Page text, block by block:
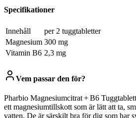
Specifikationer
Innehåll
per 2 tuggtabletter
Magnesium 300 mg
Vitamin B6 2,3 mg
Vem passar den för?
Pharbio Magnesiumcitrat + B6
ett magnesiumtillskott som är lätt att ta,
vatten. De är särskilt bra för dig som har